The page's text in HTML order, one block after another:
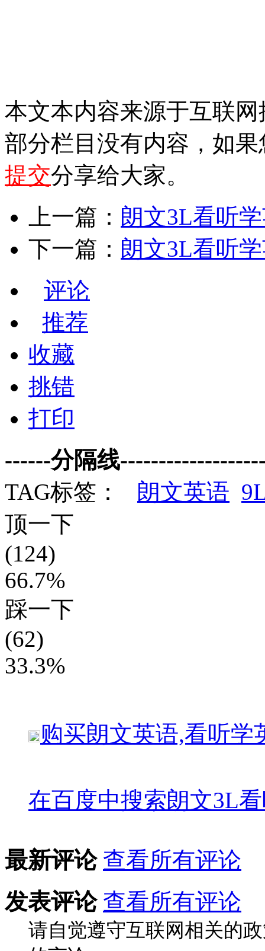
本文本内容来源于互联
部分栏目没有内容，如
提交分享给大家。
上一篇： 朗文3L看听
下一篇： 朗文3L看听
评论
推荐
收藏
挑错
打印
------分隔线
TAG标签：
朗文英语
顶一下
(124)
66.7%
踩一下
(62)
33.3%
购买朗文英语,看听学
在百度中搜索朗文3L
最新评论 查看所有评论
发表评论 查看所有评论
请自觉遵守互联网相关的